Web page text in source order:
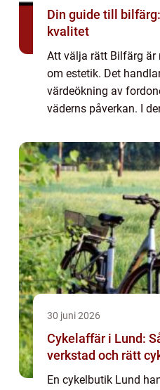
Din guide till
kvalitet
Att välja rätt Bilfärg är
om estetik. Det
värdeökning av
väderns påverkan. I
varför det är en
30 juni 2026
Cykelaffär i Lund:
verkstad och rätt
En cykelbutik Lund